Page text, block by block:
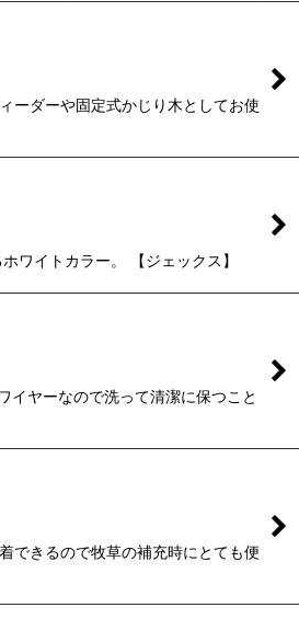
ーダーや固定式かじり木としてお使
ワイトカラー。 【ジェックス】
イヤーなので洗って清潔に保つこと
できるので牧草の補充時にとても便